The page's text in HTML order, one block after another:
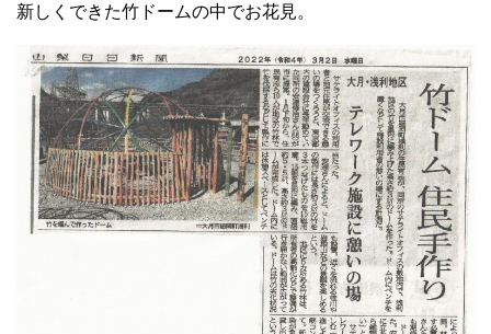
新しくできた竹ドームの中でお花見。